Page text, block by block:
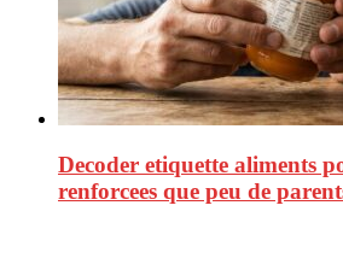
Decoder etiquette aliments
renforcees que peu de